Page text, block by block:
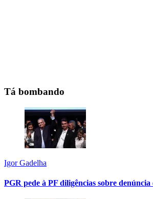
Tá bombando
Igor Gadelha
PGR pede à PF diligências sobre